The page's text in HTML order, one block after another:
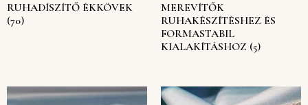
RUHADÍSZÍTŐ ÉKKÖVEK
(70)
MEREVÍTŐK
RUHAKÉSZÍTÉSHEZ ÉS
FORMASTABIL
KIALAKÍTÁSHOZ (5)